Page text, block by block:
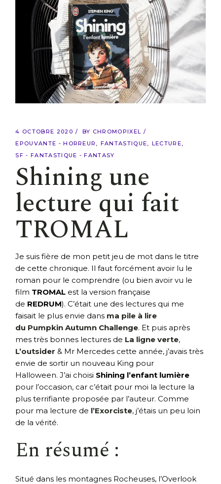
4 OCTOBRE 2020 BY CHROMOPIXEL
EPOUVANTE - HORREUR
FANTASTIQUE
LECTURE
SF - FANTASTIQUE - FANTASY
Shining une
lecture qui fait
TROMAL
Je suis fière de mon petit jeu de mot dans le titre
de cette chronique. Il faut forcément avoir lu le
roman pour le comprendre (ou bien avoir vu le
film TROMAL est la version française
de REDRUM). C’était une des lectures qui me
faisait le plus envie dans ma pile à lire
du Pumpkin Autumn Challenge. Et puis après
mes très bonnes lectures de La ligne verte,
L’outsider & Mr Mercedes cette année, j’avais très
envie de sortir un nouveau King pour
Halloween. J’ai choisi Shining l’enfant lumière
pour l’occasion, car c’était pour moi la lecture la
plus terrifiante proposée par l’auteur. Comme
pour ma lecture de l’Exorciste, j’étais un peu loin
de la vérité.
En résumé :
Situé dans les montagnes Rocheuses, l’Overlook